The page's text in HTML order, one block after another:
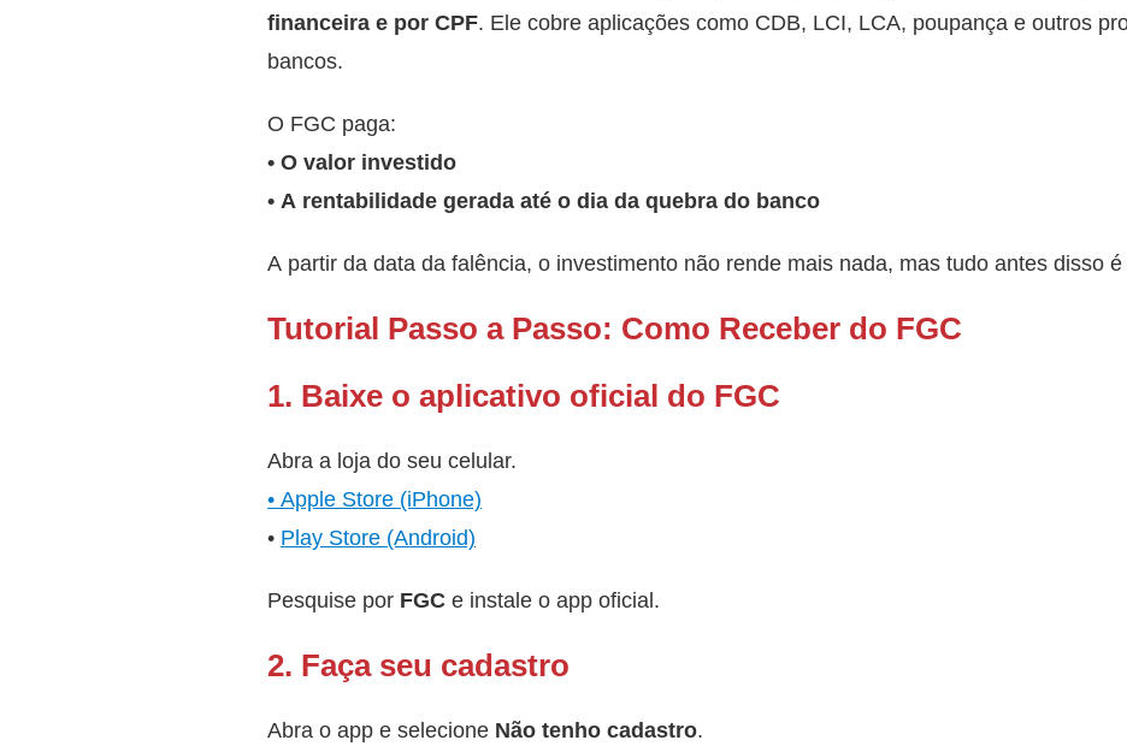
financeira e por CPF. Ele cobre aplicações como CDB, LCI, LCA, poupança e outros
bancos.
O FGC paga:
• O valor investido
• A rentabilidade gerada até o dia da quebra do banco
A partir da data da falência, o investimento não rende mais nada, mas tudo antes disso
Tutorial Passo a Passo: Como Receber do FGC
1. Baixe o aplicativo oficial do FGC
Abra a loja do seu celular.
• Apple Store (iPhone)
• Play Store (Android)
Pesquise por FGC e instale o app oficial.
2. Faça seu cadastro
Abra o app e selecione Não tenho cadastro.